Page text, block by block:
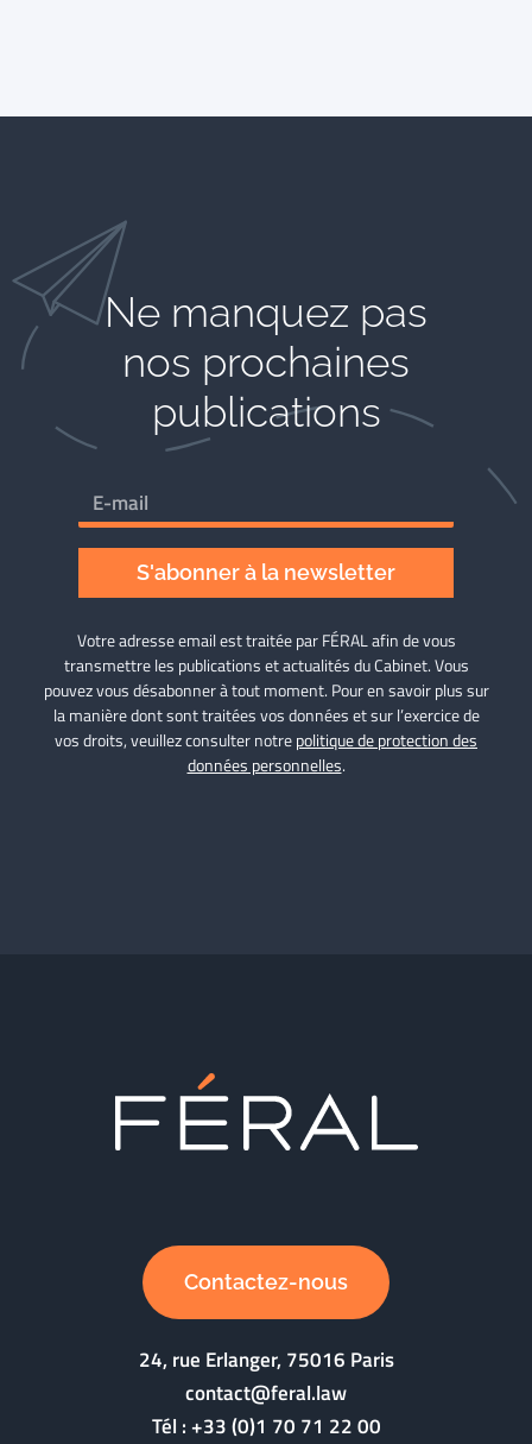
Ne manquez pas
nos prochaines
publications
S'abonner à la newsletter
Votre adresse email est traitée par FÉRAL afin de vous
transmettre les publications et actualités du Cabinet. Vous
pouvez vous désabonner à tout moment. Pour en savoir plus sur
la manière dont sont traitées vos données et sur l’exercice de
vos droits, veuillez consulter notrepolitique de protection des
données personnelles.
Contactez-nous
24, rue Erlanger, 75016 Paris
contact@feral.law
Tél :+33 (0)1 70 71 22 00